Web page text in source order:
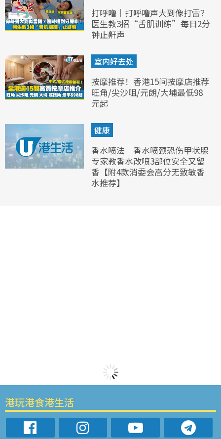
打呼噜｜打呼噜声大到像打雷？
医生教3招“舌肌训练”每日2分
钟止鼾声
室内好去处
按摩推荐！香港15间按摩店推荐
旺角/尖沙咀/元朗/大埔最低98
元起
健康
香水喷法︱香水喷颈恐伤甲状腺
专家教香水改喷3部位安全又留
香【附4款消委会高分无致敏香
水推荐】
港玩港食港生活